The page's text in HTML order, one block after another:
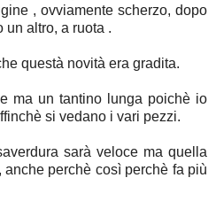
, ovviamente scherzo, dopo
un altro, a ruota .
questà novità era gradita.
ma un tantino lunga poichè io
si vedano i vari pezzi.
sarà veloce ma quella
perchè così perchè fa più